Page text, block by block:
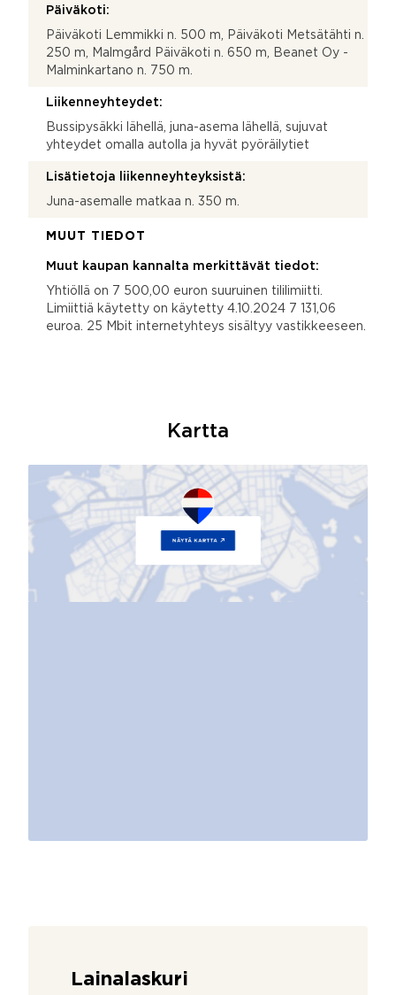
Päiväkoti:
Päiväkoti Lemmikki n. 500 m, Päiväkoti Metsätähti n.
250 m, Malmgård Päiväkoti n. 650 m, Beanet Oy -
Malminkartano n. 750 m.
Liikenneyhteydet:
Bussipysäkki lähellä, juna-asema lähellä, sujuvat
yhteydet omalla autolla ja hyvät pyöräilytiet
Lisätietoja liikenneyhteyksistä:
Juna-asemalle matkaa n. 350 m.
MUUT TIEDOT
Muut kaupan kannalta merkittävät tiedot:
Yhtiöllä on 7 500,00 euron suuruinen tililimiitti.
Limiittiä käytetty on käytetty 4.10.2024 7 131,06
euroa. 25 Mbit internetyhteys sisältyy vastikkeeseen.
Kartta
Lainalaskuri